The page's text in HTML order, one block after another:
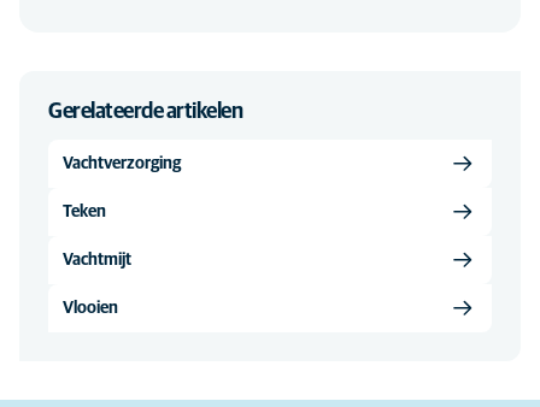
Gerelateerde artikelen
Vachtverzorging
Teken
Vachtmijt
Vlooien